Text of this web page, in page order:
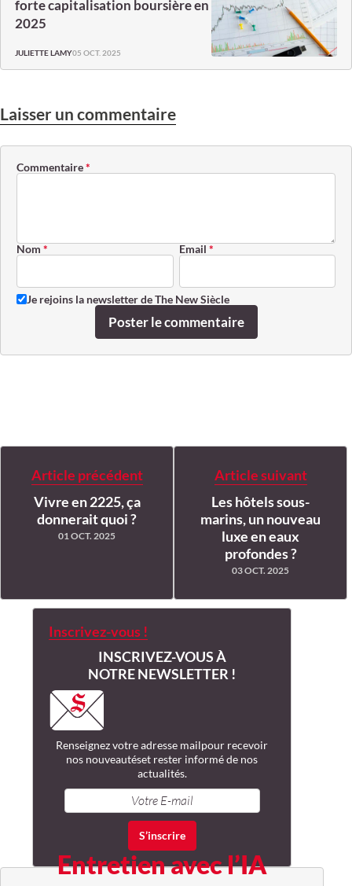
forte capitalisation boursière en
2025
JULIETTE LAMY05 OCT. 2025
Laisser un commentaire
Commentaire*
Nom * Email *
Je rejoins la newsletter de The New Siècle
Poster le commentaire
Article précédent
Vivre en 2225, ça
donnerait quoi ?
01 OCT. 2025
Article suivant
Les hôtels sous-
marins, un nouveau
luxe en eaux
profondes ?
03 OCT. 2025
Inscrivez-vous !
INSCRIVEZ-VOUS À
NOTRE NEWSLETTER !
Renseignez votre adresse mailpour recevoir
nos nouveautéset rester informé de nos
actualités.
Entretien avec l’IA